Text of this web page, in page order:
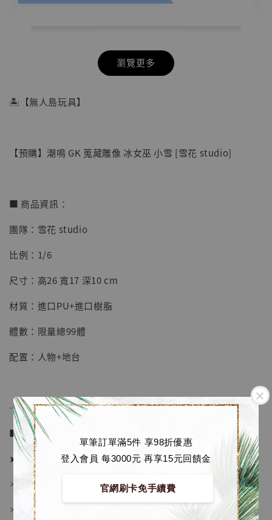
單筆訂單滿5件 享98折優惠
登入會員 每3000元 再享15元回饋金
官網刷卡免手續費
【店內現貨】七龍珠 系列蒐藏雕像 悟空 鳥山
NT$ 4,280
NT$ 5,580
加購優惠【海賊王 布魯克達摩 [7STARS Studio]】
瀏覽更多
🏝【無人島玩具】
【預購】潮鳴 GK 蒐藏雕像 冰女巫 小雪 [雪花 studio]
■ 商品資訊：
團隊：雪花 studio
比例：1/6
尺寸：高26 寬17 深10 cm
材質：進口PU+進口樹脂
體數：限量總99體
配置：人物+地台
──────────────
■ 販售資訊 (NT$)：
➤ 價格 6480元 (訂金2980)
＊ 國際運費另計
＊ 刷卡免手續費